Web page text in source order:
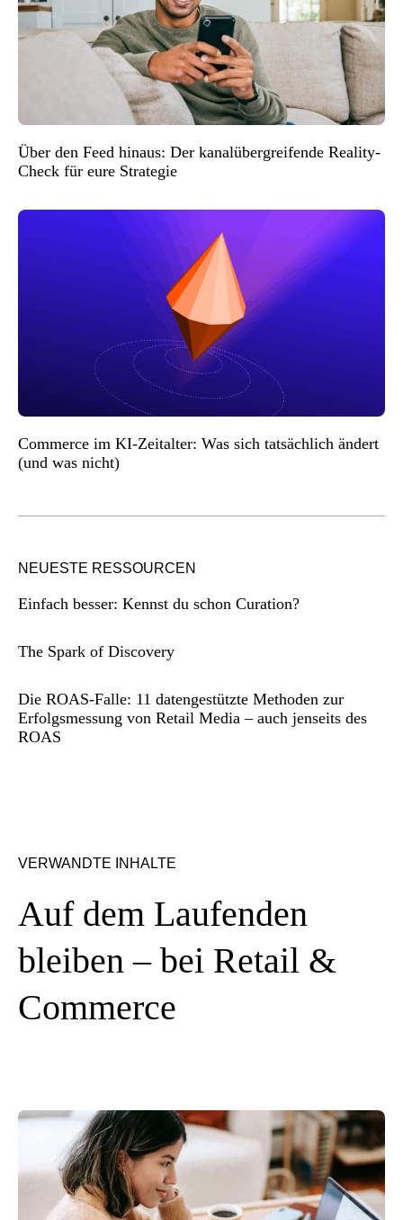
Über den Feed hinaus: Der kanalübergreifende Reality-
Check für eure Strategie
Commerce im KI-Zeitalter: Was sich tatsächlich ändert
(und was nicht)
NEUESTE RESSOURCEN
Einfach besser: Kennst du schon Curation?
The Spark of Discovery
Die ROAS-Falle: 11 datengestützte Methoden zur
Erfolgsmessung von Retail Media – auch jenseits des
ROAS
VERWANDTE INHALTE
Auf dem Laufenden
bleiben – bei Retail &
Commerce